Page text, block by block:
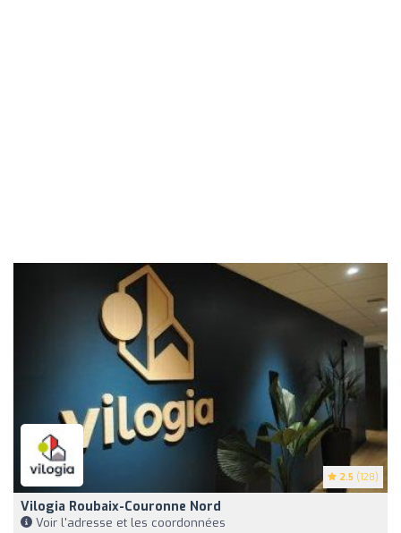
2.5 (128)
Vilogia Roubaix-Couronne Nord
Voir l'adresse et les coordonnées